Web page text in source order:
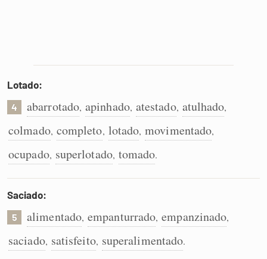
Lotado:
4 abarrotado, apinhado, atestado, atulhado,
colmado, completo, lotado, movimentado,
ocupado, superlotado, tomado.
Saciado:
5 alimentado, empanturrado, empanzinado,
saciado, satisfeito, superalimentado.